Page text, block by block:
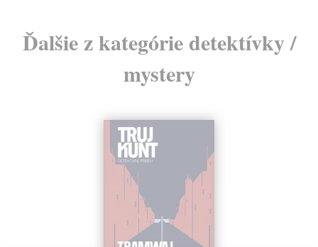
Ďalšie z kategórie detektívky /
mystery